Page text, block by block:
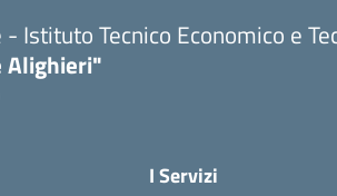
Istituto Tecnico Economico e
Alighieri"
I Servizi